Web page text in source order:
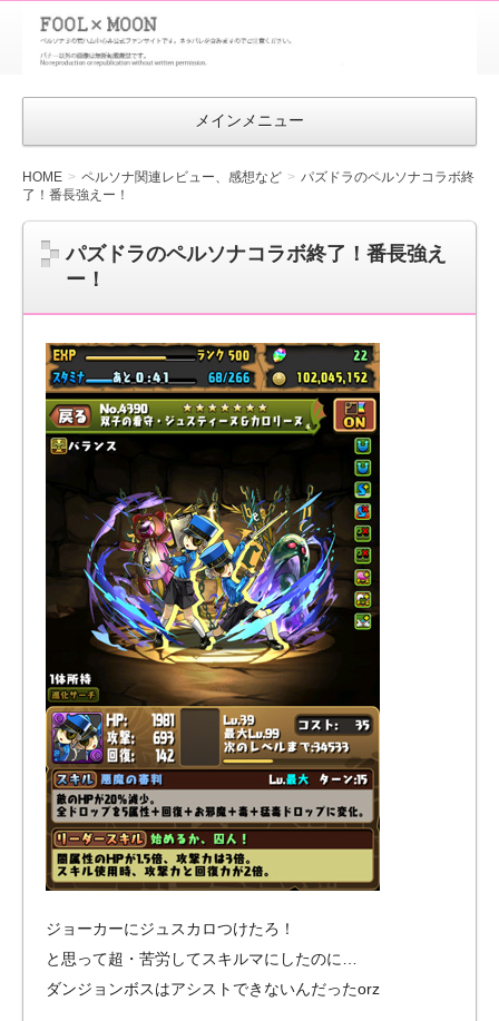
FOOL×MOON
｜ペルソナ
3 荒ハム中
メインメニュー
HOME ペルソナ関連レビュー、感想など
パズドラのペルソナコラボ終
了！番長強えー！
パズドラのペルソナコラボ終了！番長強え
ー！
ジョーカーにジュスカロつけたろ！
と思って超・苦労してスキルマにしたのに…
ダンジョンボスはアシストできないんだったorz